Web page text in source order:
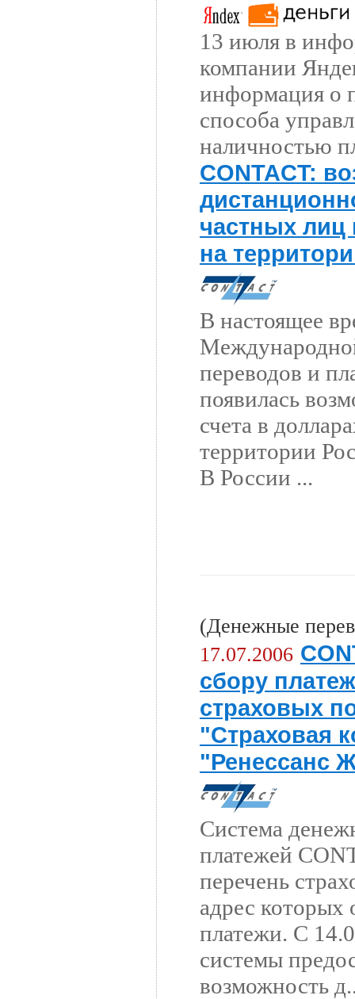
13 июля в
компании
информация о
способа
наличностью
CONTACT:
частных
на
В настоящее
переводов и
появилась
счета в
территории
В России ...
(Денежные
17.07.2006
сбору
страховых
"Страховая
"Ренессанс
Система
платежей
перечень
адрес которых
платежи. С
системы
возможность